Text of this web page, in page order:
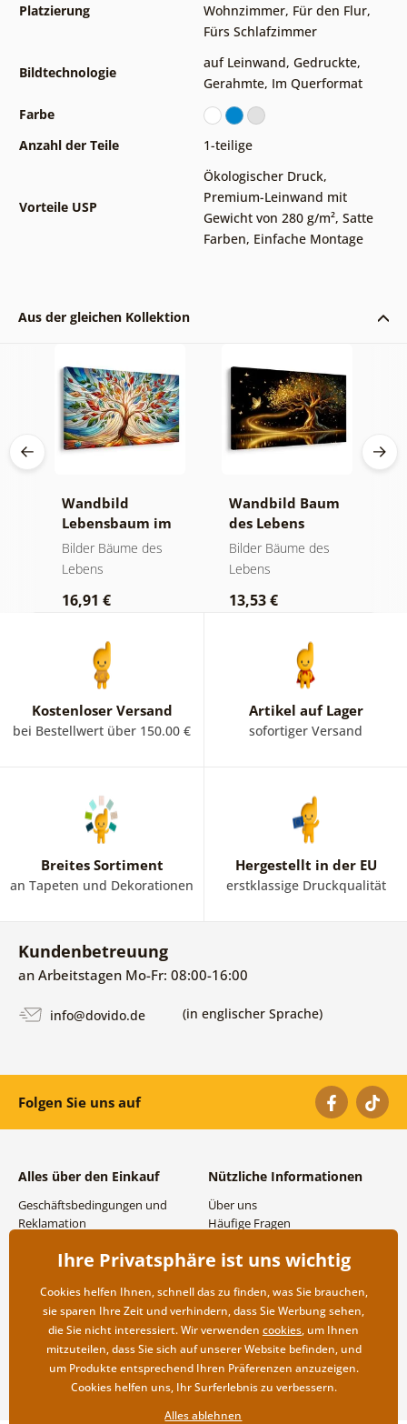
Platzierung
Wohnzimmer, Für den Flur,
Fürs Schlafzimmer
Bildtechnologie
auf Leinwand, Gedruckte,
Gerahmte, Im Querformat
Farbe
Anzahl der Teile
1-teilige
Vorteile USP
Ökologischer Druck,
Premium-Leinwand mit
Gewicht von 280 g/m², Satte
Farben, Einfache Montage
Aus der gleichen Kollektion
Wandbild
Lebensbaum im
bunten
Glasfenster
Bilder Bäume des
Lebens
16,91 €
Wandbild Baum
des Lebens
goldene Magie
Bilder Bäume des
Lebens
13,53 €
Kostenloser Versand
bei Bestellwert über 150.00 €
Artikel auf Lager
sofortiger Versand
Breites Sortiment
an Tapeten und Dekorationen
Hergestellt in der EU
erstklassige Druckqualität
Kundenbetreuung
an Arbeitstagen Mo-Fr: 08:00-16:00
info@dovido.de (in englischer Sprache)
Folgen Sie uns auf
Alles über den Einkauf
Geschäftsbedingungen und
Reklamation
Versand- und
Rücksendung der Ware
Nützliche Informationen
Über uns
Häufige Fragen
Großhandel und
Ihre Privatsphäre ist uns wichtig
Cookies helfen Ihnen, schnell das zu finden, was Sie brauchen,
sie sparen Ihre Zeit und verhindern, dass Sie Werbung sehen,
die Sie nicht interessiert. Wir verwenden cookies, um Ihnen
mitzuteilen, dass Sie sich auf unserer Website befinden, und
um Produkte entsprechend Ihren Präferenzen anzuzeigen.
Cookies helfen uns, Ihr Surferlebnis zu verbessern.
Alles ablehnen